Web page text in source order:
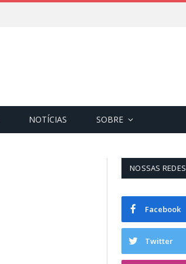
NOTÍCIAS SOBRE
NOSSAS REDES
Facebook
Twitter